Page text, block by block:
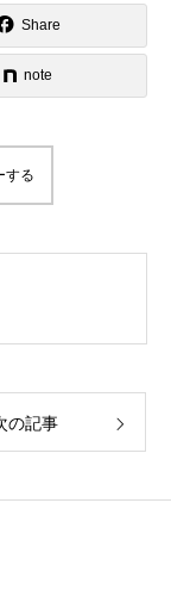
Share
note
する
の記事